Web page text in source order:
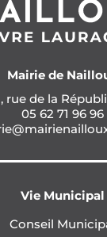
Mairie de
rue de la
05 62 71 96 96
Vie Municipal
Conseil